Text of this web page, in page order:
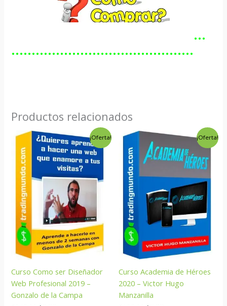
…………………………………………
………………………………………
Productos relacionados
¡Oferta!
Curso Como ser Diseñador
Web Profesional 2019 –
Gonzalo de la Campa
El
precio
original
era:
$345.00.
El
precio
actual
es:
$9.00.
¡Oferta!
Curso Academia de Héroes
2020 – Victor Hugo
Manzanilla
El
precio
original
era:
El
actual
es: